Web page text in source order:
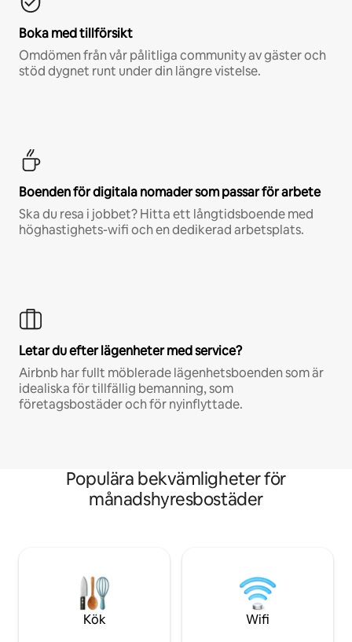
Boka med tillförsikt
Omdömen från vår pålitliga community av gäster och
stöd dygnet runt under din längre vistelse.
Boenden för digitala nomader som passar för arbete
Ska du resa i jobbet? Hitta ett långtidsboende med
höghastighets-wifi och en dedikerad arbetsplats.
Letar du efter lägenheter med service?
Airbnb har fullt möblerade lägenhetsboenden som är
idealiska för tillfällig bemanning, som
företagsbostäder och för nyinflyttade.
Populära bekvämligheter för
månadshyresbostäder
Kök Wifi